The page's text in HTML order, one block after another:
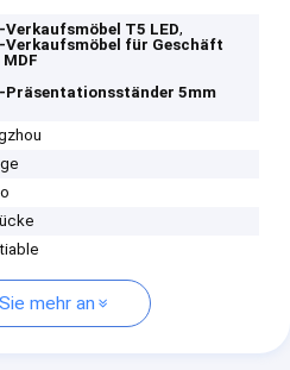
Verkaufsmöbel T5 LED,
Verkaufsmöbel für Geschäft
Präsentationsständer 5mm
mehr an